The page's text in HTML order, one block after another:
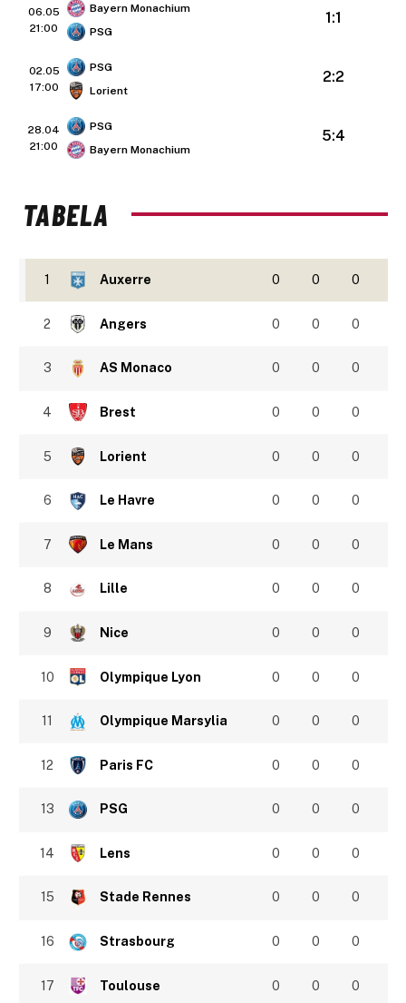
06.05
21:00
Bayern Monachium
PSG
1:1
02.05
17:00
PSG
Lorient
2:2
28.04
21:00
PSG
Bayern Monachium
5:4
TABELA
1 Auxerre 0 0 0
2 Angers 0 0 0
3 AS Monaco 0 0 0
4 Brest 0 0 0
5 Lorient 0 0 0
6 Le Havre 0 0 0
7 Le Mans 0 0 0
8 Lille 0 0 0
9 Nice 0 0 0
10 Olympique Lyon 0 0 0
11 Olympique Marsylia 0 0 0
12 Paris FC 0 0 0
13 PSG 0 0 0
14 Lens 0 0 0
15 Stade Rennes 0 0 0
16 Strasbourg 0 0 0
17 Toulouse 0 0 0